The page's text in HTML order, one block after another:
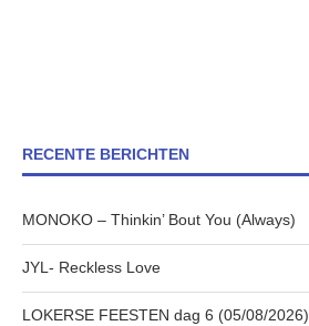
RECENTE BERICHTEN
MONOKO – Thinkin’ Bout You (Always)
JYL- Reckless Love
LOKERSE FEESTEN dag 6 (05/08/2026)